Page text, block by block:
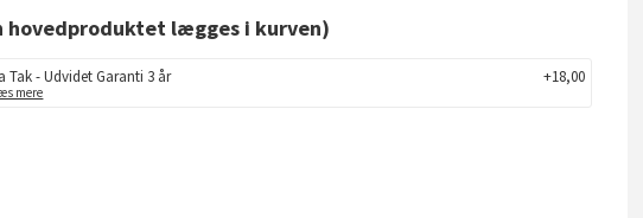
hovedproduktet lægges i kurven)
Tak - Udvidet Garanti 3 år
mere
+18,00